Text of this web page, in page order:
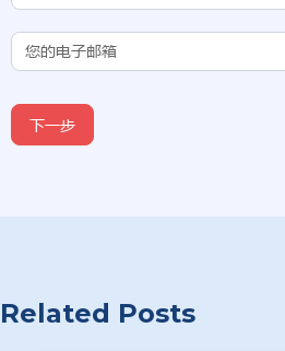
下一步
Related Posts